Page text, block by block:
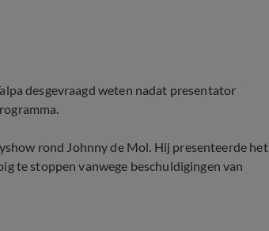
desgevraagd weten nadat presentator
rond Johnny de Mol. Hij presenteerde het
te stoppen vanwege beschuldigingen van